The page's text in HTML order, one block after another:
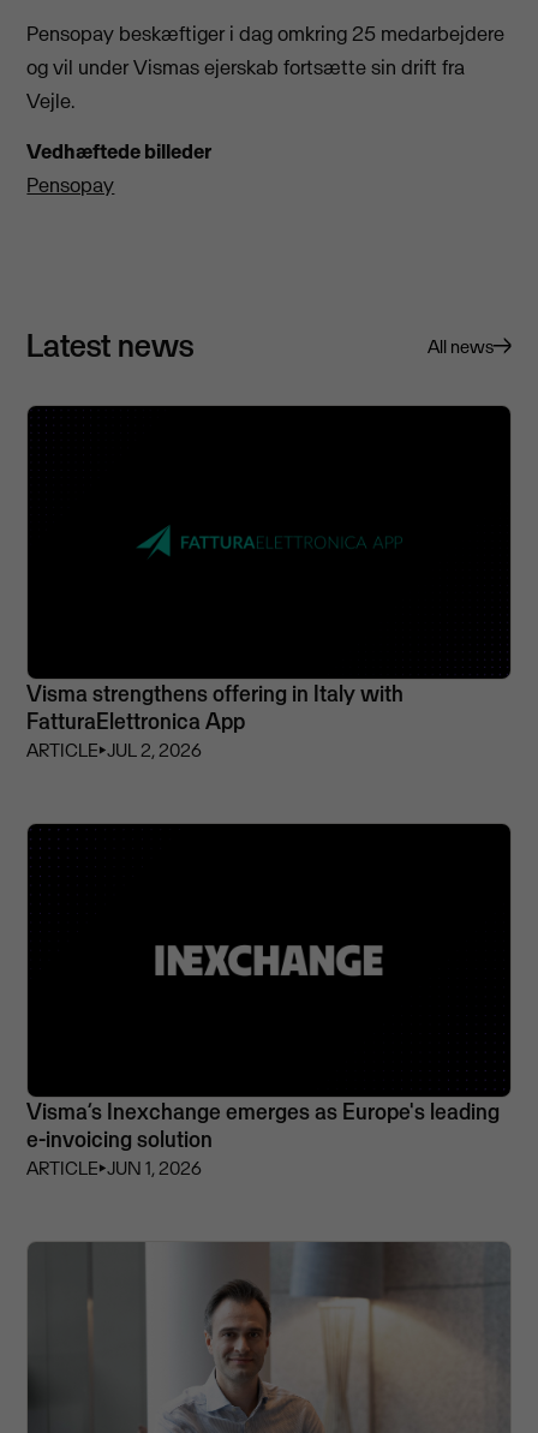
Pensopay beskæftiger i dag omkring 25 medarbejdere
og vil under Vismas ejerskab fortsætte sin drift fra
Vejle.
Vedhæftede billeder
Pensopay
Latest news All news
Visma strengthens offering in Italy with
FatturaElettronica App
ARTICLE⏵JUL 2, 2026
Visma’s Inexchange emerges as Europe's leading
e-invoicing solution
ARTICLE⏵JUN 1, 2026